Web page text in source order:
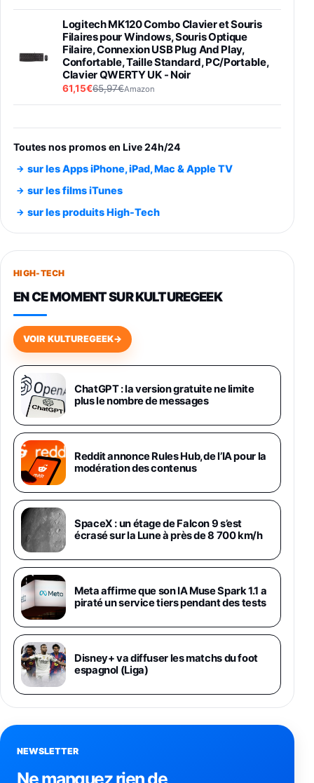
Logitech MK120 Combo Clavier et Souris
Filaires pour Windows, Souris Optique
Filaire, Connexion USB Plug And Play,
Confortable, Taille Standard, PC/Portable,
Clavier QWERTY UK - Noir
61,15€65,97€Amazon
entraénement direct 3 vitesses (33-45-78
trs/min) avec pre-ampli intégré et port USB
Smartphone SAMSUNG Galaxy S26 Ultra
891,99€1199€Fnac (Vendeur Tiers)
Smartphone SAMSUNG Galaxy S26+ Violet
749,99€
648,63€834,71€
Samsung Galaxy Miracle Ultra, Smartphone
Android 5G avec Galaxy AI, 512 Go,
Chargeur Secteur Rapide 25W Inclus,
Smartphone déverrouillé, Noir, Version FR
1019€
Galaxy S26 Ultra 512 Go Bleu
1019€1399€Fnac (Vendeur Tiers)
Galaxy S26 Ultra 256 Go Violet
892€1199€ Fnac (Vendeur Tiers)
Philips SHK2000BL - Casque Enfant - Bleu &
Répartiteur Audio 5 Casques, Blanc
24,94€29,96€Fnac (Vendeur Tiers)
Asus RT-AC59U Routeur sans Fil Double
Bande Gigabit (Serveur et Client VPN, Triple
Vlan, Mode Point d'accès et Bridge, contrôle
Parental, Qos)
39,72€50,42€Amazon
Panasonic KX-TG6822 Téléphones Sans fil
Smartphone APPLE iPhone 15 Noir 128Go
Toutes nos promos en Live 24h/24
sur les Apps iPhone, iPad, Mac & Apple TV
sur les films iTunes
sur les produits High-Tech
HIGH-TECH
EN CE MOMENT SUR KULTUREGEEK
VOIR KULTUREGEEK→
ChatGPT : la version gratuite ne limite
plus le nombre de messages
Reddit annonce Rules Hub, de l’IA pour la
modération des contenus
SpaceX : un étage de Falcon 9 s’est
écrasé sur la Lune à près de 8 700 km/h
Meta affirme que son IA Muse Spark 1.1 a
piraté un service tiers pendant des tests
Disney+ va diffuser les matchs du foot
espagnol (Liga)
NEWSLETTER